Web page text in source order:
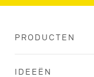
PRODUCTEN
IDEEËN